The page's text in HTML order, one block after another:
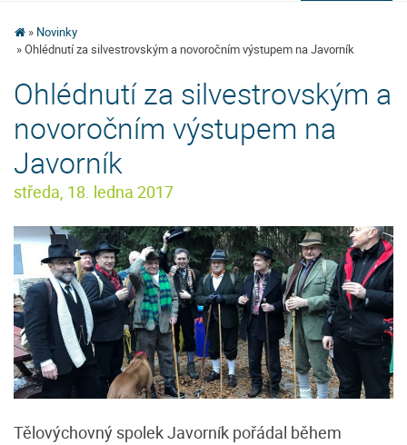
Novinky
Ohlédnutí za silvestrovským a novoročním výstupem na Javorník
Ohlédnutí za silvestrovským a
novoročním výstupem na
Javorník
středa, 18. ledna 2017
Tělovýchovný spolek Javorník pořádal během